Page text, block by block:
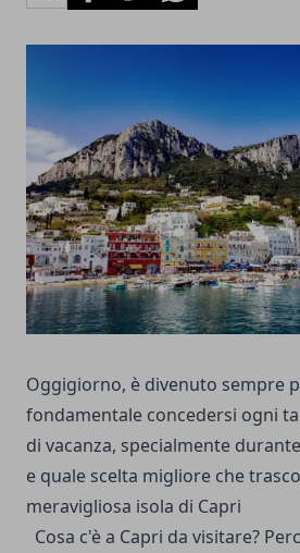
Oggigiorno, è divenuto sempre
fondamentale concedersi ogni
di vacanza, specialmente
e quale scelta migliore che
meravigliosa isola di Capri
Cosa c'è a Capri da visitare?